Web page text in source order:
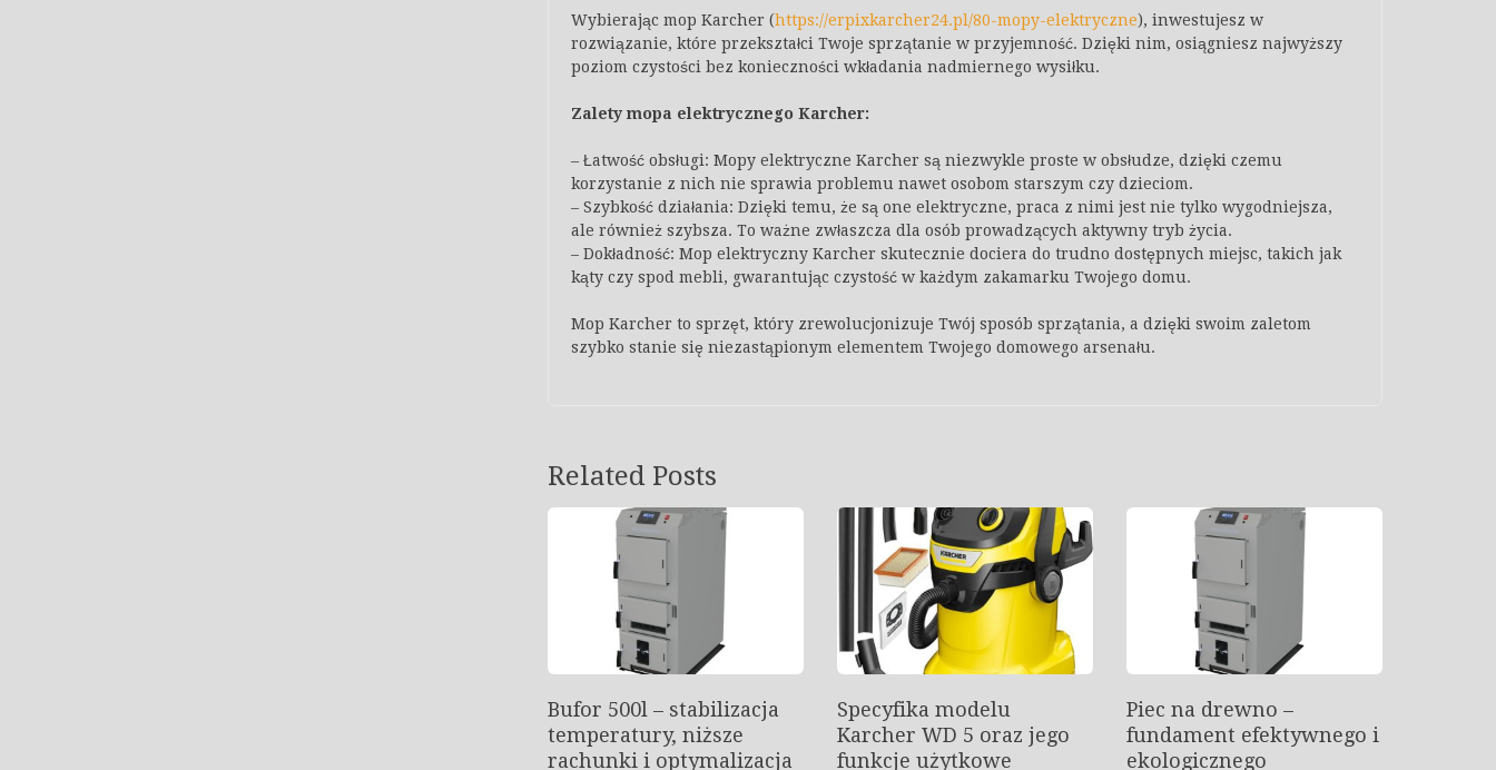
Wybierając mop Karcher (https://erpixkarcher24.pl/80-mopy-elektryczne), inwestujesz w
rozwiązanie, które przekształci Twoje sprzątanie w przyjemność. Dzięki nim, osiągniesz najwyższy
poziom czystości bez konieczności wkładania nadmiernego wysiłku.
Zalety mopa elektrycznego Karcher:
– Łatwość obsługi: Mopy elektryczne Karcher są niezwykle proste w obsłudze, dzięki czemu
korzystanie z nich nie sprawia problemu nawet osobom starszym czy dzieciom.
– Szybkość działania: Dzięki temu, że są one elektryczne, praca z nimi jest nie tylko wygodniejsza,
ale również szybsza. To ważne zwłaszcza dla osób prowadzących aktywny tryb życia.
– Dokładność: Mop elektryczny Karcher skutecznie dociera do trudno dostępnych miejsc, takich jak
kąty czy spod mebli, gwarantując czystość w każdym zakamarku Twojego domu.
Mop Karcher to sprzęt, który zrewolucjonizuje Twój sposób sprzątania, a dzięki swoim zaletom
szybko stanie się niezastąpionym elementem Twojego domowego arsenału.
Related Posts
Bufor 500l – stabilizacja
temperatury, niższe
rachunki i optymalizacja
Specyfika modelu
Karcher WD 5 oraz jego
funkcje użytkowe
Piec na drewno –
fundament efektywnego i
ekologicznego